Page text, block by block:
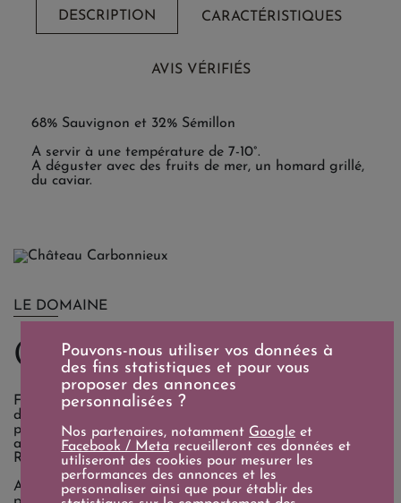
DESCRIPTION CARACTÉRISTIQUES
AVIS VÉRIFIÉS
68% Sauvignon et 32% Sémillon
A servir à une température de 7-10°.
A déguster avec des fruits de mer, un homard grillé,
du caviar.
LE DOMAINE
Château Carbonnieux
Fondé au XIIIème Siècle par les Bénédictins de l'Abbaye
de Sainte-Croix, le Château Carbonnieux figure parmi les
plus anciens vignobles du Bordelais. En 1956, Marc Perrin
acquiert le château qui devient cru classé en 1959 en
Rouge et en Blanc.
Aujourd'hui, c'est Eric et Philibert, ses petits-fils qui ont
Pouvons-nous utiliser vos données à
des fins statistiques et pour vous
proposer des annonces
personnalisées ?
Nos partenaires, notamment Google et
Facebook / Meta recueilleront ces données et
utiliseront des cookies pour mesurer les
performances des annonces et les
personnaliser ainsi que pour établir des